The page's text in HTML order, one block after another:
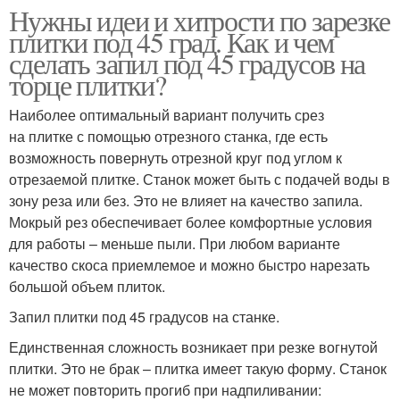
Нужны идеи и хитрости по зарезке
плитки под 45 град. Как и чем
сделать запил под 45 градусов на
торце плитки?
Наиболее оптимальный вариант получить срез
на плитке с помощью отрезного станка, где есть
возможность повернуть отрезной круг под углом к
отрезаемой плитке. Станок может быть с подачей воды в
зону реза или без. Это не влияет на качество запила.
Мокрый рез обеспечивает более комфортные условия
для работы – меньше пыли. При любом варианте
качество скоса приемлемое и можно быстро нарезать
большой объем плиток.
Запил плитки под 45 градусов на станке.
Единственная сложность возникает при резке вогнутой
плитки. Это не брак – плитка имеет такую форму. Станок
не может повторить прогиб при надпиливании: